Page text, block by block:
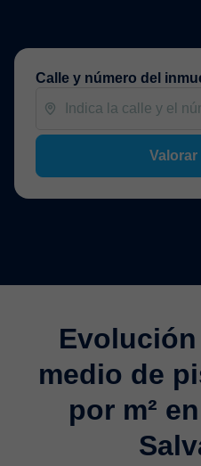
Calle y número del
Valorar
medio de
por m²